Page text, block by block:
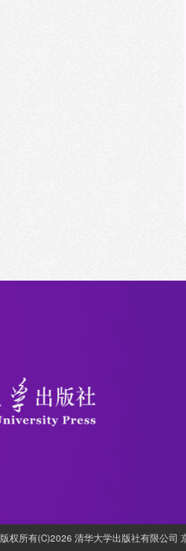
版权所有(C)2026 清华大学出版社有限公司